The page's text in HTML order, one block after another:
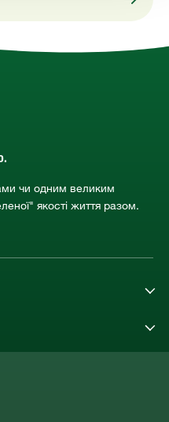
чи одним великим
якості життя разом.